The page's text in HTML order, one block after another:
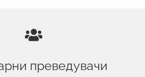
преведувачи